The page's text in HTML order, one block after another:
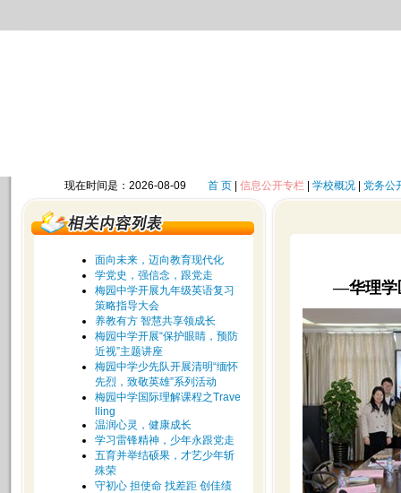
现在时间是：2026-08-09 首 页| 信息公开专栏| 学校概况| 党务公
面向未来，迈向教育现代化
学党史，强信念，跟党走
梅园中学开展九年级英语复习
策略指导大会
养教有方 智慧共享领成长
梅园中学开展“保护眼睛，预防
近视”主题讲座
梅园中学少先队开展清明“缅怀
先烈，致敬英雄”系列活动
梅园中学国际理解课程之Trave
lling
温润心灵，健康成长
学习雷锋精神，少年永跟党走
五育并举结硕果，才艺少年斩
殊荣
守初心 担使命 找差距 创佳绩
—华理学